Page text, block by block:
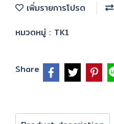
เพิ่มรายการโปรด
หมวดหมู่ : TK1
Share